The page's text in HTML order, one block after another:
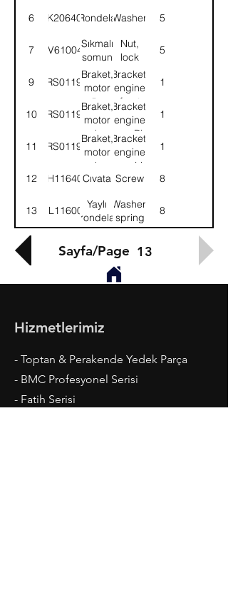
6 2K206402RondelaWasher 5
7 NV610041
Sıkmalı
somun
Nut,
lock
5
9 52RS011953
Braket,
motor
ön
Bracket,
engine
front
1
1052RS011946
Braket,
motor
arka-
Sağ
Bracket,
engine
rear-RH
1
1152RS011945
Braket,
motor
arka-
Sol
Bracket,
engine
rear-LH
1
12 SH116401Cıvata Screw 8
13 WL116002
Yaylı
rondela
Washer,
spring
8
Sayfa/Page 13
Hizmetlerimiz
- Toptan & Perakende Yedek Parça
- BMC Profesyonel Serisi
- Fatih Serisi